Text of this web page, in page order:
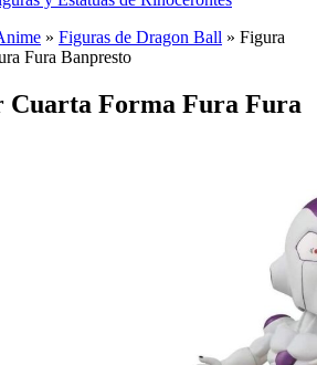
» Figuras de Dragon Ball » Figura
Fura Banpresto
Cuarta Forma Fura Fura